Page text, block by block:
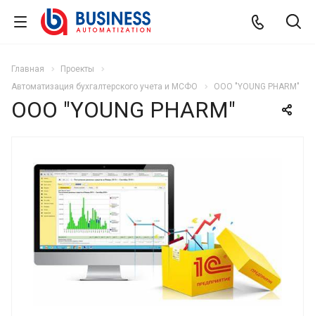
Главная
Проекты
Автоматизация бухгалтерского учета и МСФО
OOO "YOUNG PHARM"
OOO "YOUNG PHARM"